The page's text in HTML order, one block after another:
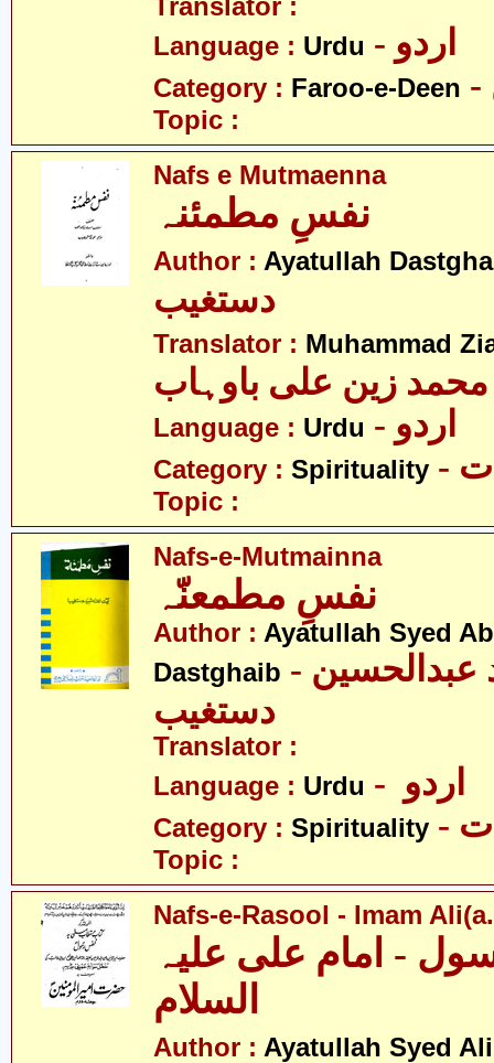
Translator :
Language : Urdu - اردو
Category : Faroo-e-Deen
Topic :
Nafs e Mutmaenna
نفسِ مطمئنہ
Author : Ayatullah
دستغیب
Translator : Muhammad
محمد زین علی باوہاب
Language : Urdu - اردو
Category : Spirituality
Topic :
Nafs-e-Mutmainna
نفسِ مطمعنّہ
Author : Ayatullah Syed
Dastghaib - آیت اللہ سیّد عبدالحسین
دستغیب
Translator :
Language : Urdu
Category : Spirituality
Topic :
Nafs-e-Rasool - Imam
- امام علی علیہ
Author : Ayatullah Syed